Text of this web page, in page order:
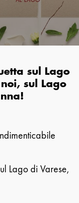
sul Lago
sul Lago
Lago di Varese,